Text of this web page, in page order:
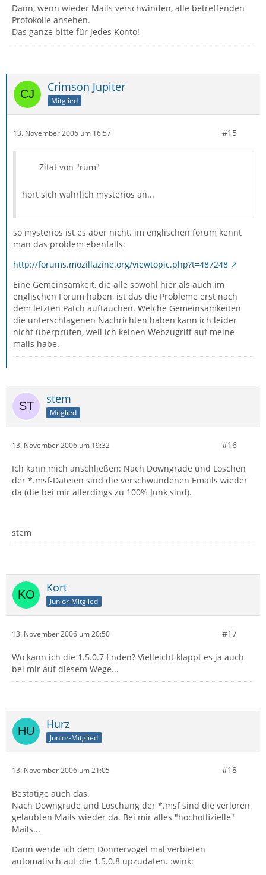
Dann, wenn wieder Mails verschwinden, alle betreffenden
Protokolle ansehen.
Das ganze bitte für jedes Konto!
Crimson Jupiter
Mitglied
13. November 2006 um 16:57 #15
Zitat von "rum"
hört sich wahrlich mysteriös an...
so mysteriös ist es aber nicht. im englischen forum kennt
man das problem ebenfalls:
http://forums.mozillazine.org/viewtopic.php?t=487248
Eine Gemeinsamkeit, die alle sowohl hier als auch im
englischen Forum haben, ist das die Probleme erst nach
dem letzten Patch auftauchen. Welche Gemeinsamkeiten
die unterschlagenen Nachrichten haben kann ich leider
nicht überprüfen, weil ich keinen Webzugriff auf meine
mails habe.
stem
Mitglied
13. November 2006 um 19:32 #16
Ich kann mich anschließen: Nach Downgrade und Löschen
der *.msf-Dateien sind die verschwundenen Emails wieder
da (die bei mir allerdings zu 100% Junk sind).
stem
Kort
Junior-Mitglied
13. November 2006 um 20:50 #17
Wo kann ich die 1.5.0.7 finden? Vielleicht klappt es ja auch
bei mir auf diesem Wege...
Hurz
Junior-Mitglied
13. November 2006 um 21:05 #18
Bestätige auch das.
Nach Downgrade und Löschung der *.msf sind die verloren
gelaubten Mails wieder da. Bei mir alles "hochoffizielle"
Mails...
Dann werde ich dem Donnervogel mal verbieten
automatisch auf die 1.5.0.8 upzudaten. :wink: